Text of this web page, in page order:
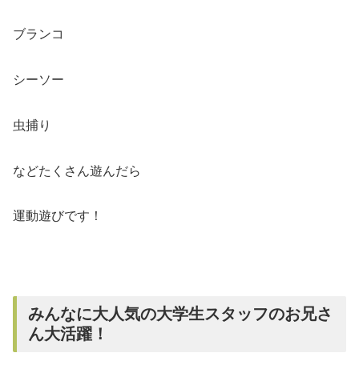
ブランコ
シーソー
虫捕り
などたくさん遊んだら
運動遊びです！
みんなに大人気の大学生スタッフのお兄さ
ん大活躍！